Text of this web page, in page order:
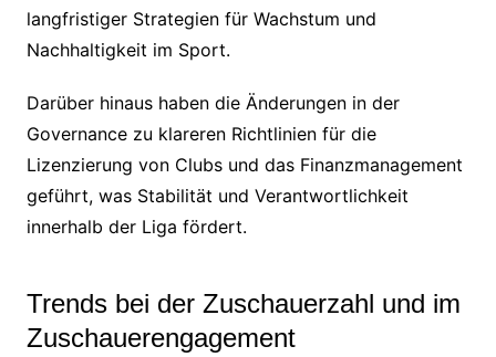
langfristiger Strategien für Wachstum und
Nachhaltigkeit im Sport.
Darüber hinaus haben die Änderungen in der
Governance zu klareren Richtlinien für die
Lizenzierung von Clubs und das Finanzmanagement
geführt, was Stabilität und Verantwortlichkeit
innerhalb der Liga fördert.
Trends bei der Zuschauerzahl und im
Zuschauerengagement